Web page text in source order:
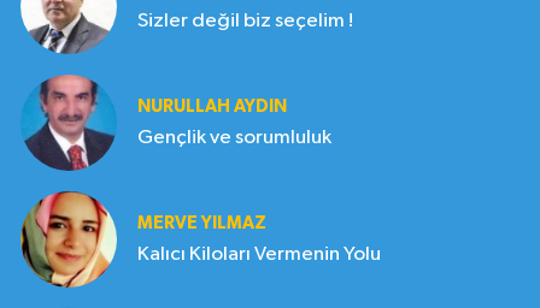
Sizler değil biz seçelim !
NURULLAH AYDIN
Gençlik ve sorumluluk
MERVE YILMAZ
Kalıcı Kiloları Vermenin Yolu